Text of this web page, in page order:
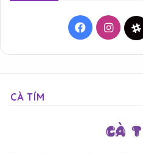
Facebook
CÀ TÍM